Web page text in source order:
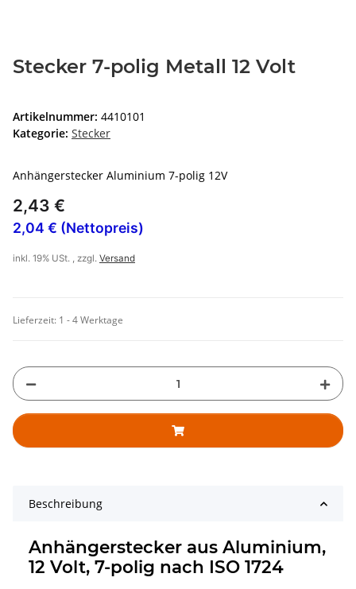
Stecker 7-polig Metall 12 Volt
Artikelnummer: 4410101
Kategorie: Stecker
Anhängerstecker Aluminium 7-polig 12V
2,43 €
2,04 € (Nettopreis)
inkl. 19% USt. , zzgl. Versand
Lieferzeit: 1 - 4 Werktage
Beschreibung
Anhängerstecker aus Aluminium,
12 Volt, 7-polig nach ISO 1724